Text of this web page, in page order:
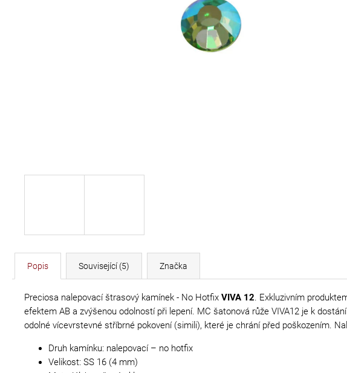
Popis Související (5) Značka
Preciosa nalepovací štrasový kamínek - No Hotfix VIVA 12. Exkluzivním
efektem AB a zvýšenou odolností při lepení. MC šatonová růže VIVA12 je k
odolné vícevrstevné stříbrné pokovení (simili), které je chrání před poškozením.
Druh kamínku: nalepovací – no hotfix
Velikost: SS 16 (4 mm)